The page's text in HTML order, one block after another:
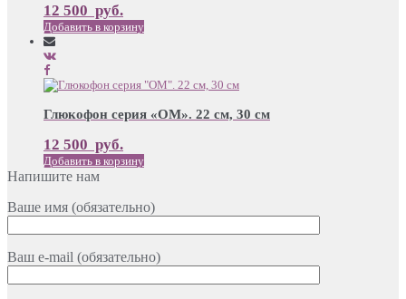
12 500 руб.
Добавить в корзину
Глюкофон серия «ОМ». 22 см, 30 см
12 500 руб.
Добавить в корзину
Напишите нам
Ваше имя (обязательно)
Ваш e-mail (обязательно)